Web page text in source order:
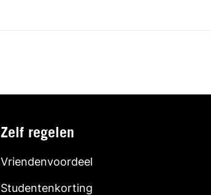
Zelf regelen
Vriendenvoordeel
Studentenkorting